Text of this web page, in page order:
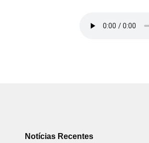
Notícias Recentes